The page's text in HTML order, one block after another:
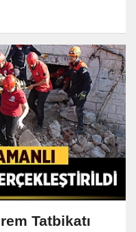
Tatbikatı